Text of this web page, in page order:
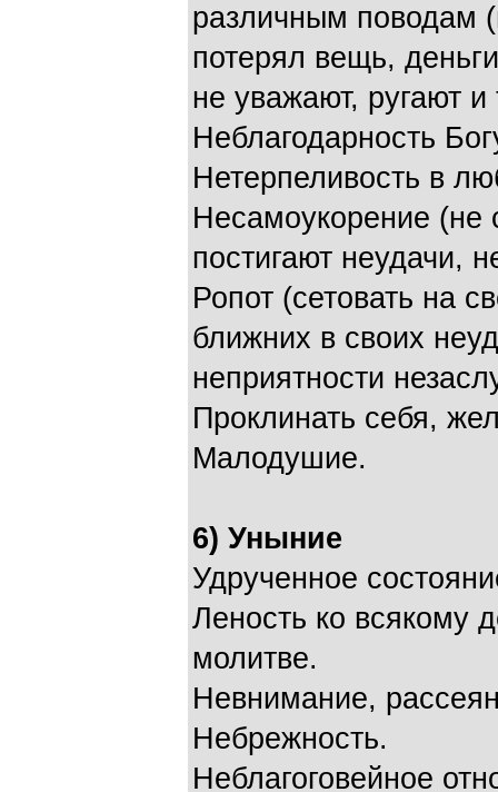
различным поводам
потерял вещь,
не уважают, ругают и
Неблагодарность
Нетерпеливость в
Несамоукорение (не
постигают неудачи,
Ропот (сетовать на
ближних в своих
неприятности
Проклинать себя,
Малодушие.
6) Уныние
Удрученное
Леность ко всякому
молитве.
Невнимание,
Небрежность.
Неблагоговейное